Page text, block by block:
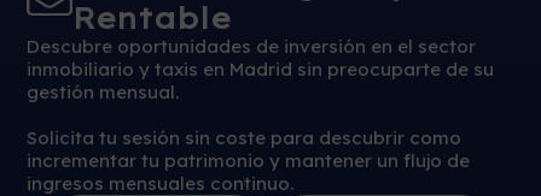
Rentable
Descubre oportunidades de inversión en el sector
inmobiliario y taxis en Madrid sin preocuparte de su
gestión mensual.
Solicita tu sesión sin coste para descubrir como
incrementar tu patrimonio y mantener un flujo de
ingresos mensuales continuo.